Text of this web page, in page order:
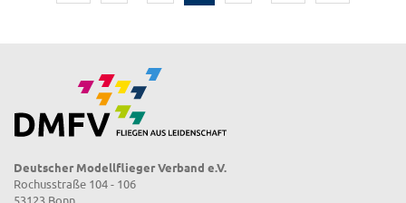
Deutscher Modellflieger Verband e.V.
Rochusstraße 104 - 106
53123 Bonn